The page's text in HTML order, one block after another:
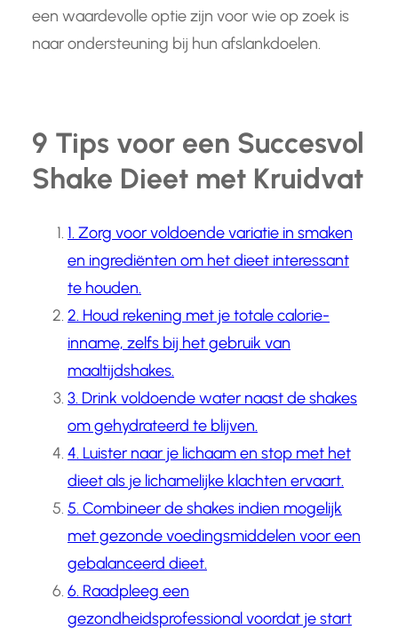
een waardevolle optie zijn voor wie op zoek is
naar ondersteuning bij hun afslankdoelen.
9 Tips voor een Succesvol
Shake Dieet met Kruidvat
1. Zorg voor voldoende variatie in smaken
en ingrediënten om het dieet interessant
te houden.
2. Houd rekening met je totale calorie-
inname, zelfs bij het gebruik van
maaltijdshakes.
3. Drink voldoende water naast de shakes
om gehydrateerd te blijven.
4. Luister naar je lichaam en stop met het
dieet als je lichamelijke klachten ervaart.
5. Combineer de shakes indien mogelijk
met gezonde voedingsmiddelen voor een
gebalanceerd dieet.
6. Raadpleeg een
gezondheidsprofessional voordat je start